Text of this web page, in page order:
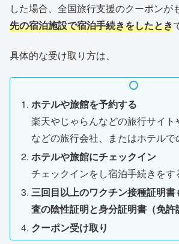
した場合、全国旅行支援のクーポンが
先の宿泊施設で宿泊手続きをしたとき
具体的な受け取り方は、
ホテルや旅館を予約する
楽天やじゃらんなどの旅行サイ
などの旅行会社、またはホテルで
ホテルや旅館にチェックイン
チェックインをし宿泊手続きをす
三回目以上のワクチン接種証明
査の陰性証明と身分証明書（免許
クーポン受け取り